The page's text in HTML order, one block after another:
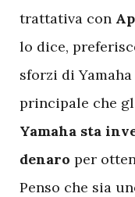
trattativa con
lo dice,
sforzi di
principale che
Yamaha sta
denaro per
Penso che sia